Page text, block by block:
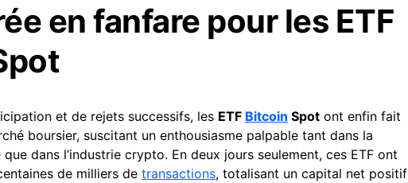
en fanfare pour les ETF
et de rejets successifs, les ETF Bitcoin Spot ont enfin fait
boursier, suscitant un enthousiasme palpable tant dans la
dans l’industrie crypto. En deux jours seulement, ces ETF ont
de milliers de transactions, totalisant un capital net positif